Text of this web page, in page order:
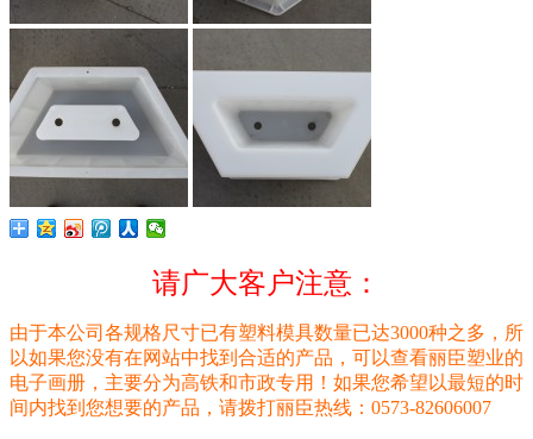
请广大客户注意：
由于本公司各规格尺寸已有塑料模具数量已达3000种之多，所
以如果您没有在网站中找到合适的产品，可以查看丽臣塑业的
电子画册，主要分为高铁和市政专用！如果您希望以最短的时
间内找到您想要的产品，请拨打丽臣热线：0573-82606007